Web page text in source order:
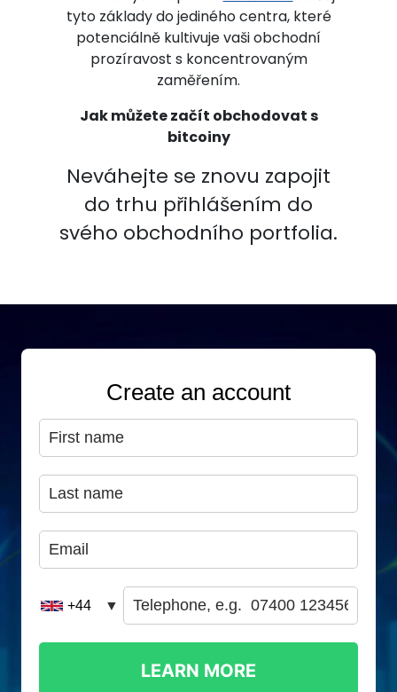
tyto základy do jediného centra, které
potenciálně kultivuje vaši obchodní
prozíravost s koncentrovaným
zaměřením.
Jak můžete začít obchodovat s
bitcoiny
Neváhejte se znovu zapojit
do trhu přihlášením do
svého obchodního portfolia.